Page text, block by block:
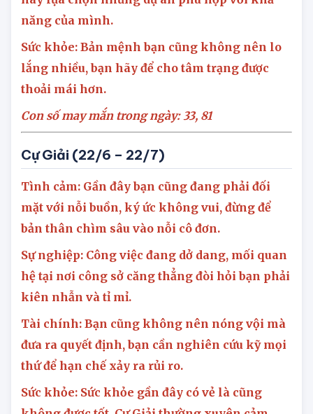
Tài chính: Không nên mạo hiểm mà bạn cũng
hãy lựa chọn những dự án phù hợp với khả
năng của mình.
Sức khỏe: Bản mệnh bạn cũng không nên lo
lắng nhiều, bạn hãy để cho tâm trạng được
thoải mái hơn.
Con số may mắn trong ngày: 33,
Cự Giải (22/6 – 22/7)
Tình cảm: Gần đây bạn cũng đang phải đối
mặt với nỗi buồn, ký ức không vui, đừng để
bản thân chìm sâu vào nỗi cô đơn.
Sự nghiệp: Công việc đang dở dang, mối quan
hệ tại nơi công sở căng thẳng đòi hỏi bạn phải
kiên nhẫn và tỉ mỉ.
Tài chính: Bạn cũng không nên nóng vội mà
đưa ra quyết định, bạn cần nghiên cứu kỹ mọi
thứ để hạn chế xảy ra rủi ro.